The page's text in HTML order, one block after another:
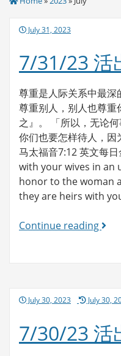
PostedJuly 31, 2023
7/31/23 活
尊重是人际关系中最深
尊重别人，别人也尊重
之』。 「所以，无论
你们也要怎样待人，因
马太福音7:12 英文每
with your wives in an
honor to the woman
they are heirs with
Continue reading7/
PostedJuly 30, 2023 July 30,
7/30/23 活